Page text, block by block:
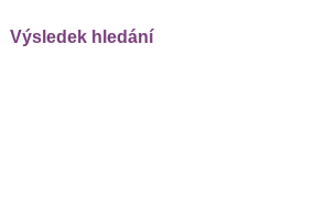
Výsledek hledání